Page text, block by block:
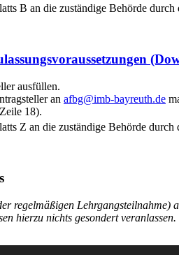
B an die zuständige Behörde
ausfüllen.
an afbg@imb-bayreuth.de
18).
Z an die zuständige Behörde
regelmäßigen
hierzu nichts gesondert veranlassen.